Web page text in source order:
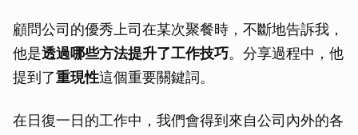
顧問公司的優秀上司在某次聚餐時，不斷地告訴我，
他是透過哪些方法提升了工作技巧。分享過程中，他
提到了重現性這個重要關鍵詞。
在日復一日的工作中，我們會得到來自公司內外的各